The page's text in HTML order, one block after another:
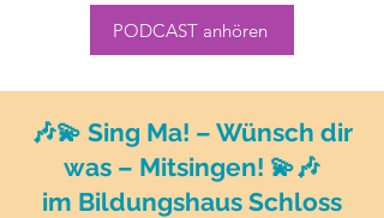
PODCAST anhören
🎶💫 Sing Ma! – Wünsch dir
was – Mitsingen! 💫🎶
im Bildungshaus Schloss